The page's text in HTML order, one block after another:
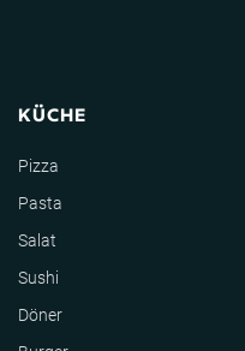
KÜCHE
Pizza
Pasta
Salat
Sushi
Döner